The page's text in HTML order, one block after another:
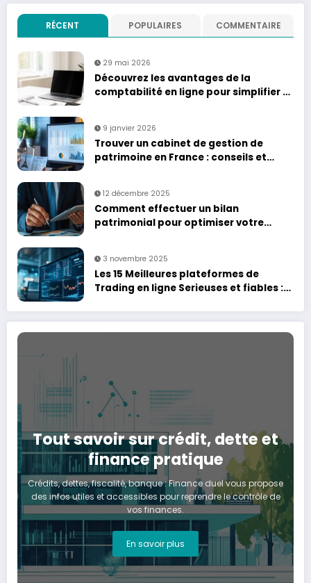
RÉCENT POPULAIRES COMMENTAIRE
29 mai 2026
Découvrez les avantages de la
comptabilité en ligne pour simplifier la
9 janvier 2026
Trouver un cabinet de gestion de
patrimoine en France : conseils et
12 décembre 2025
Comment effectuer un bilan
patrimonial pour optimiser votre
3 novembre 2025
Les 15 Meilleures plateformes de
Trading en ligne Serieuses et fiables :
Tout savoir sur crédit, dette et
finance pratique
Crédits, dettes, fiscalité, banque : Finance duel vous propose
des infos utiles et accessibles pour reprendre le contrôle de
vos finances.
En savoir plus